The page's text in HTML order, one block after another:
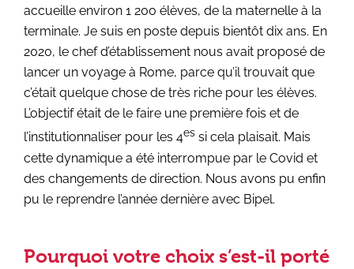
accueille environ 1 200 élèves, de la maternelle à la
terminale. Je suis en poste depuis bientôt dix ans. En
2020, le chef d’établissement nous avait proposé de
lancer un voyage à Rome, parce qu’il trouvait que
c’était quelque chose de très riche pour les élèves.
L’objectif était de le faire une première fois et de
l’institutionnaliser pour les 4es si cela plaisait. Mais
cette dynamique a été interrompue par le Covid et
des changements de direction. Nous avons pu enfin
pu le reprendre l’année dernière avec Bipel.
Pourquoi votre choix s’est-il porté